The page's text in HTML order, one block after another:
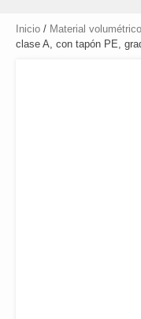
Inicio / Material volumétrico
clase A, con tapón PE,